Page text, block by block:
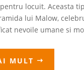
locuit. Aceasta
lui Malow,
nevoile umane si
MULT